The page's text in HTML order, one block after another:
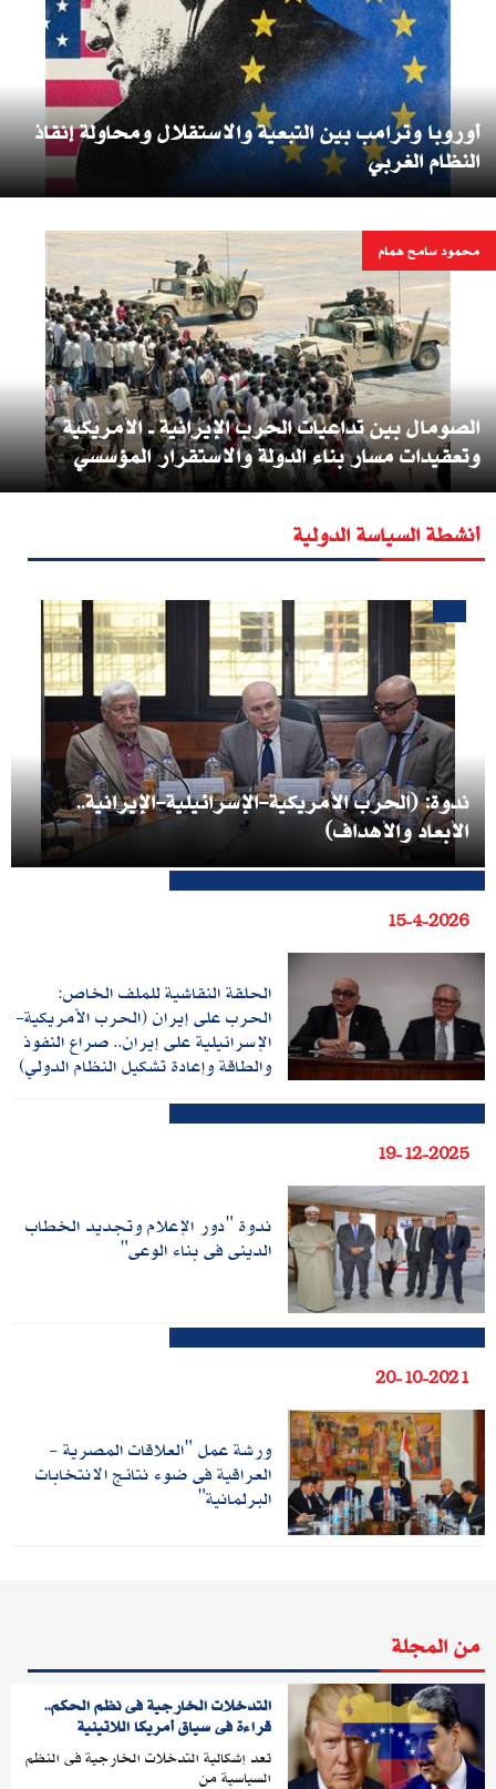
أوروبا وترامب بين التبعية والاستقلال ومحاولة إنقاذ
النظام الغربي
محمود سامح همام
الصومال بين تداعيات الحرب الإيرانية ــ الأمريكية
وتعقيدات مسار بناء الدولة والاستقرار المؤسسي
أنشطة السياسة الدولية
ندوة: (الحرب الأمريكية-الإسرائيلية-الإيرانية..
الأبعاد والأهداف)
15-4-2026
الحلقة النقاشية للملف الخاص:
الحرب على إيران (الحرب الأمريكية-
الإسرائيلية على إيران.. صراع النفوذ
والطاقة وإعادة تشكيل النظام الدولي)
19-12-2025
ندوة "دور الإعلام وتجديد الخطاب
الدينى فى بناء الوعى"
20-10-2021
ورشة عمل "العلاقات المصرية‮ -‬
العراقية فى ضوء نتائج الانتخابات
البرلمانية‮"
من المجلة
التدخلات الخارجية فى نظم الحكم..
قراءة فى سياق أمريكا اللاتينية
تعد إشكالية التدخلات الخارجية فى النظم
السياسية من